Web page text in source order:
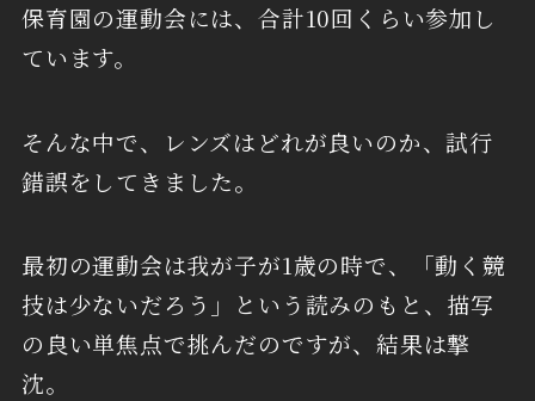
保育園の運動会には、合計10回くらい参加し
ています。
そんな中で、レンズはどれが良いのか、試行
錯誤をしてきました。
最初の運動会は我が子が1歳の時で、「動く競
技は少ないだろう」という読みのもと、描写
の良い単焦点で挑んだのですが、結果は撃
沈。